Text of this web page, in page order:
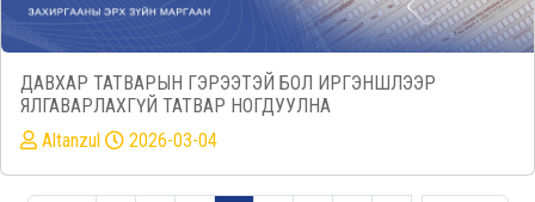
ДАВХАР ТАТВАРЫН ГЭРЭЭТЭЙ БОЛ ИРГЭНШЛЭЭР
ЯЛГАВАРЛАХГҮЙ ТАТВАР НОГДУУЛНА
Altanzul
2026-03-04